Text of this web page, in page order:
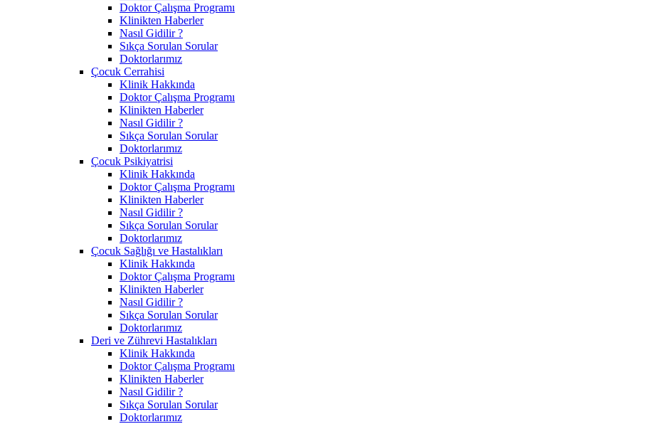
Doktor Çalışma Programı
Klinikten Haberler
Nasıl Gidilir ?
Sıkça Sorulan Sorular
Doktorlarımız
Çocuk Cerrahisi
Klinik Hakkında
Doktor Çalışma Programı
Klinikten Haberler
Nasıl Gidilir ?
Sıkça Sorulan Sorular
Doktorlarımız
Çocuk Psikiyatrisi
Klinik Hakkında
Doktor Çalışma Programı
Klinikten Haberler
Nasıl Gidilir ?
Sıkça Sorulan Sorular
Doktorlarımız
Çocuk Sağlığı ve Hastalıkları
Klinik Hakkında
Doktor Çalışma Programı
Klinikten Haberler
Nasıl Gidilir ?
Sıkça Sorulan Sorular
Doktorlarımız
Deri ve Zührevi Hastalıkları
Klinik Hakkında
Doktor Çalışma Programı
Klinikten Haberler
Nasıl Gidilir ?
Sıkça Sorulan Sorular
Doktorlarımız